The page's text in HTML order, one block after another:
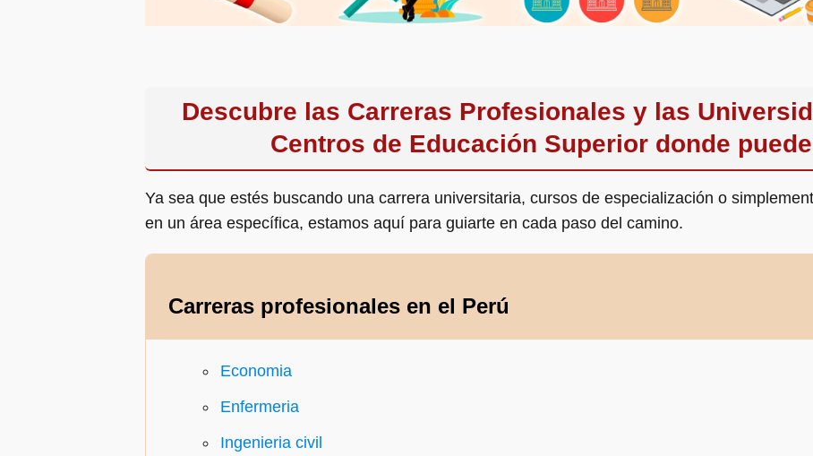
Descubre las Carreras Profesionales y las
Centros de Educación Superior donde
Ya sea que estés buscando una carrera universitaria, cursos de especialización o
en un área específica, estamos aquí para guiarte en cada paso del camino.
Carreras profesionales en el Perú
Economia
Enfermeria
Ingenieria civil